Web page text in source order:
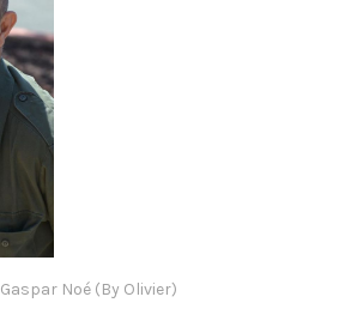
Gaspar Noé (By Olivier)